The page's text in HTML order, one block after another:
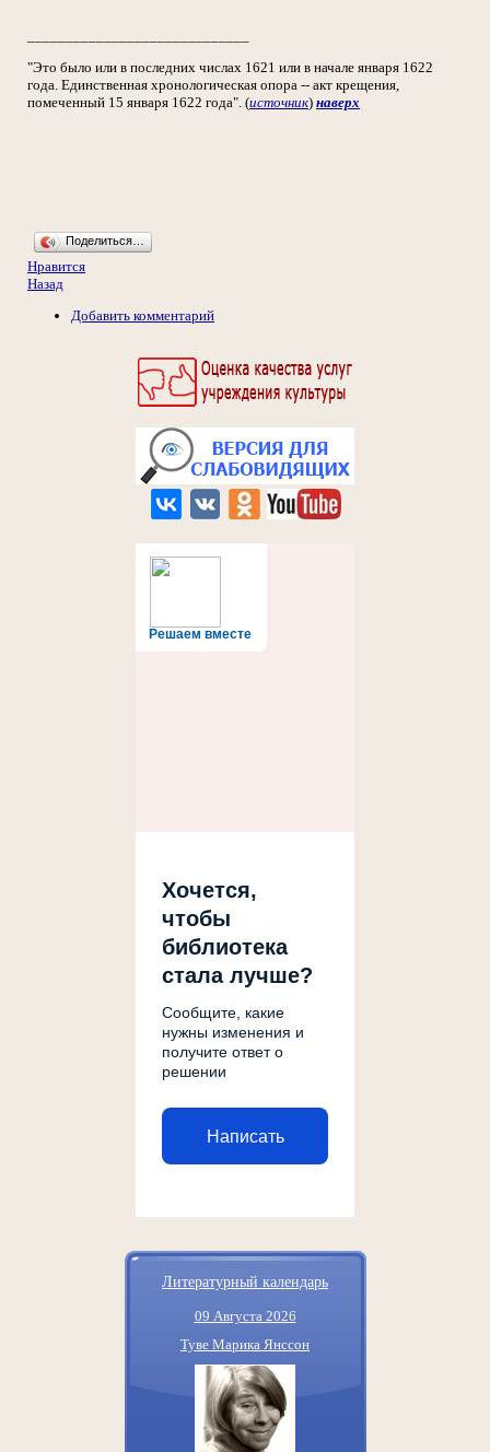
Решаем вместе
Хочется,
чтобы
библиотека
стала лучше?
Сообщите, какие
нужны изменения и
получите ответ о
решении
Написать
Литературный календарь
09 Августа 2026
Туве Марика Янссон
"Это было или в последних числах 1621 или в начале января 1622
года. Единственная хронологическая опора -- акт крещения,
помеченный 15 января 1622 года". (источник) наверх
Поделиться…
Нравится
Назад
Добавить комментарий